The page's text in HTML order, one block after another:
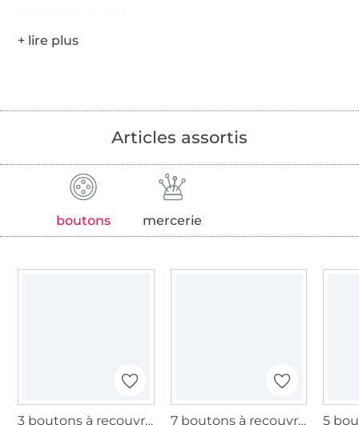
Articles assortis
boutons mercerie
3 boutons à recouvrir Prym, 29 mm, or 7 boutons à recouvrir Prym, 11 mm, couleur or